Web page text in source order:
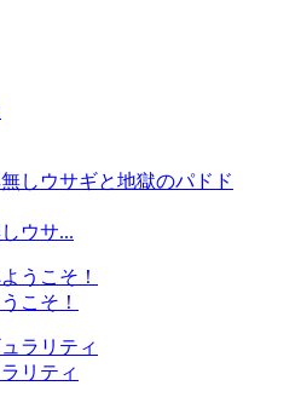
ウサ...
こそ！
リティ